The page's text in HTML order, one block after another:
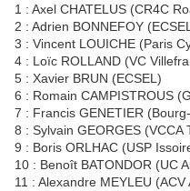
1 : Axel CHATELUS (CR4C
2 : Adrien BONNEFOY
3 : Vincent LOUICHE (Paris
4 : Loïc ROLLAND (VC
5 : Xavier BRUN (ECSEL)
6 : Romain CAMPISTROUS
7 : Francis GENETIER
8 : Sylvain GEORGES (VCCA
9 : Boris ORLHAC (USP
10 : Benoît BATONDOR (UC
11 : Alexandre MEYLEU (ACV